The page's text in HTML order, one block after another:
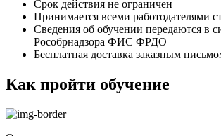
Срок действия не ограничен
Принимается всеми работодателями
Сведения об обучении передаются в
Рособрнадзора ФИС ФРДО
Бесплатная доставка заказным
Как пройти обучение